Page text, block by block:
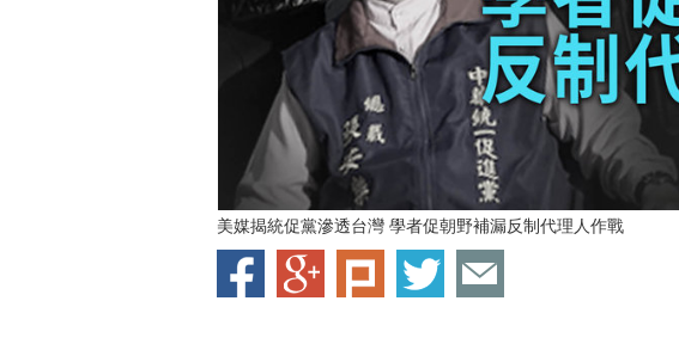
美媒揭統促黨滲透台灣 學者促朝野補漏反制代理人作戰